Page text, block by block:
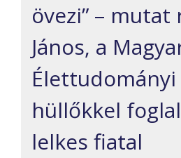
övezi” – mutat
János, a
Élettudományi
hüllőkkel
lelkes fiatal